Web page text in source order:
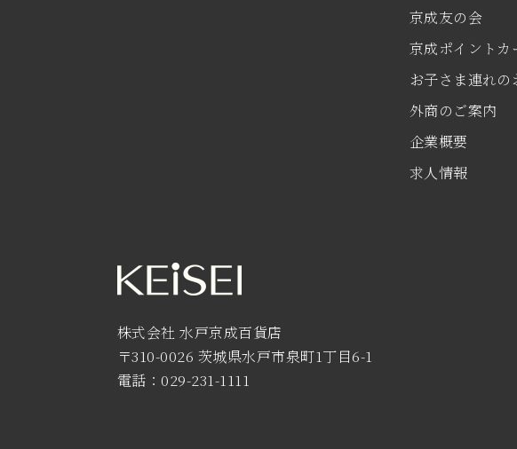
京成友の会
京成ポイントカ
お子さま連れの
外商のご案内
企業概要
求人情報
株式会社 水戸京成百貨店
〒310-0026 茨城県水戸市泉町1丁目6-1
電話：029-231-1111